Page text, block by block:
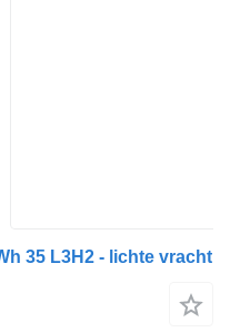
35 L3H2 - lichte vracht